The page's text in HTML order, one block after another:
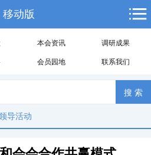
移动版
本会资讯 调研成果
会员园地 联系我们
导活动